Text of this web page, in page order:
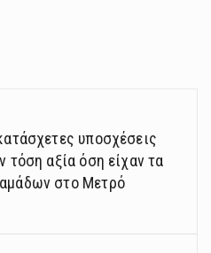
υποσχέσεις
τόση αξία όση είχαν τα
στο Μετρό